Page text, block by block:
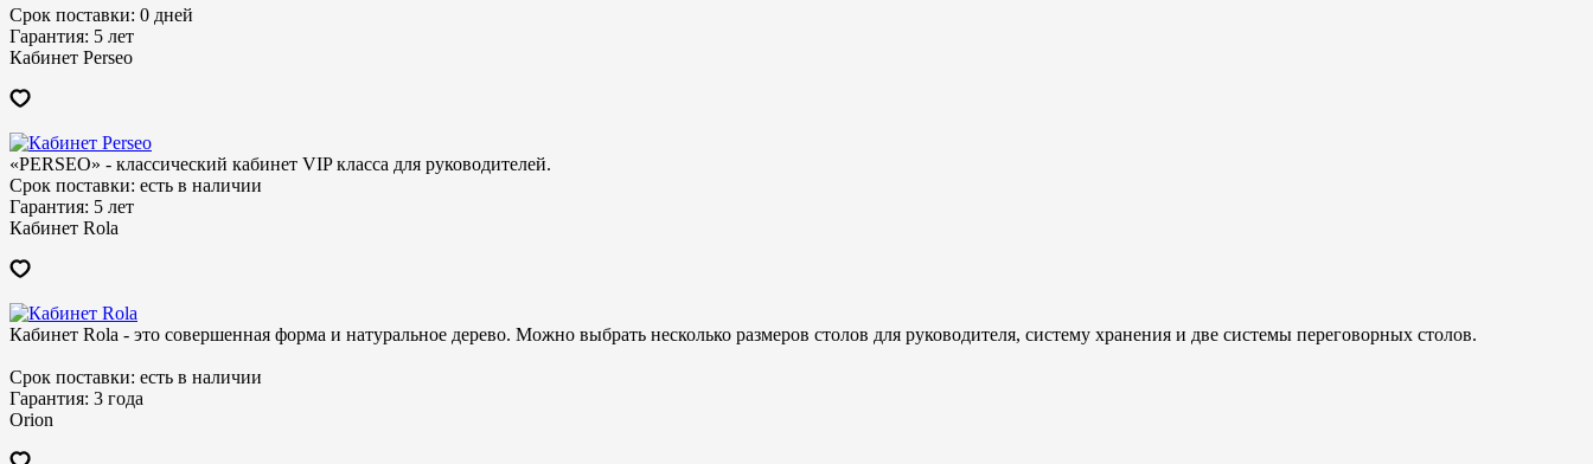
Срок поставки: 0 дней
Гарантия: 5 лет
Кабинет Perseo
«PERSEO» - классический кабинет VIP класса для руководителей.
Срок поставки: есть в наличии
Гарантия: 5 лет
Кабинет Rola
Кабинет Rola - это совершенная форма и натуральное дерево. Можно выбрать несколько размеров столов для руководителя, систему хранения и две системы переговорных столов.
Срок поставки: есть в наличии
Гарантия: 3 года
Orion